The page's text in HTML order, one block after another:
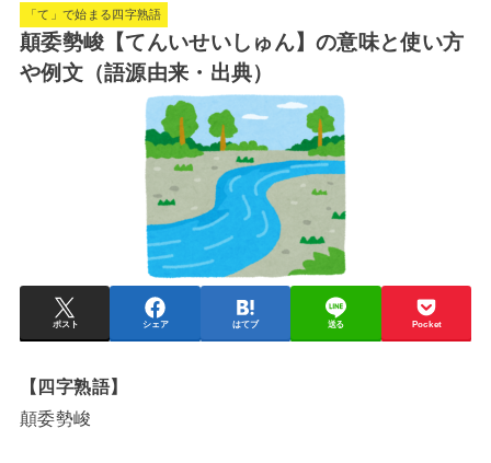
「て」で始まる四字熟語
顛委勢峻【てんいせいしゅん】の意味と使い方
や例文（語源由来・出典）
ポスト シェア はてブ 送る Pocket
【四字熟語】
顛委勢峻